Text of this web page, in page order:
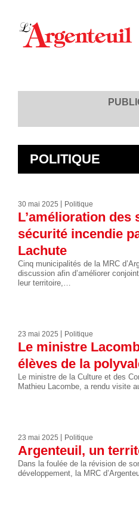
POLITIQUE
30 mai 2025 Politique
L’amélioration des
sécurité incendie
Lachute
Cinq municipalités de la MRC
discussion afin d’améliorer
leur territoire,…
23 mai 2025 Politique
Le ministre
élèves de la
Le ministre de la Culture et des
Mathieu Lacombe, a rendu visite
23 mai 2025 Politique
Argenteuil, un
Dans la foulée de la révision de
développement, la MRC